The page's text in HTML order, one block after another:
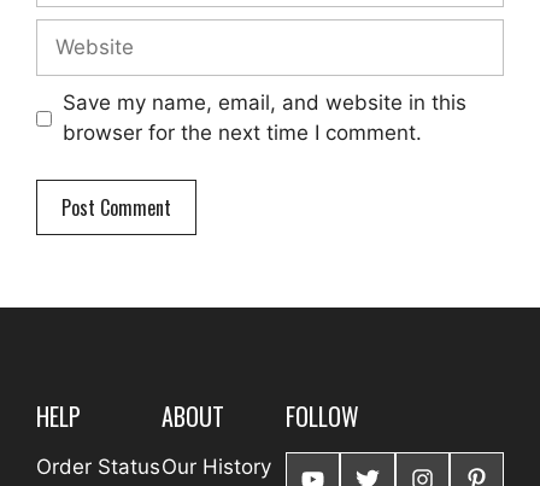
Website
Save my name, email, and website in this
browser for the next time I comment.
HELP
Order Status
ABOUT
Our History
FOLLOW